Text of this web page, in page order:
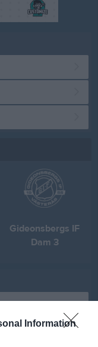
Information
Gideonsbergs IF
Dam 3
2 -